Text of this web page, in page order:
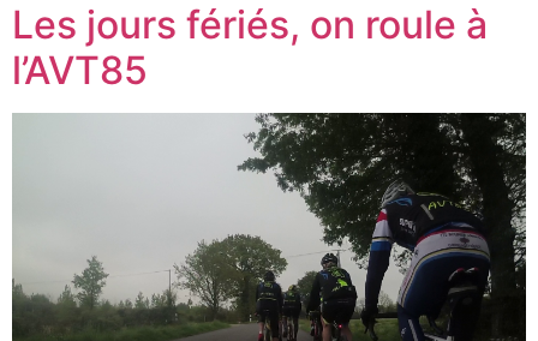
Les jours fériés, on roule à
l’AVT85